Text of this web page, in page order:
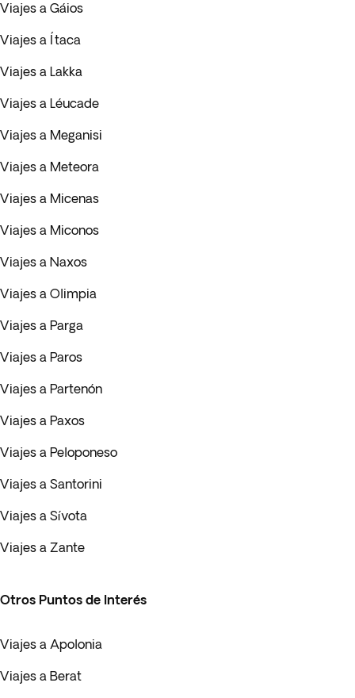
Viajes a Gáios
Viajes a Ítaca
Viajes a Lakka
Viajes a Léucade
Viajes a Meganisi
Viajes a Meteora
Viajes a Micenas
Viajes a Miconos
Viajes a Naxos
Viajes a Olimpia
Viajes a Parga
Viajes a Paros
Viajes a Partenón
Viajes a Paxos
Viajes a Peloponeso
Viajes a Santorini
Viajes a Sívota
Viajes a Zante
Otros Puntos de Interés
Viajes a Apolonia
Viajes a Berat